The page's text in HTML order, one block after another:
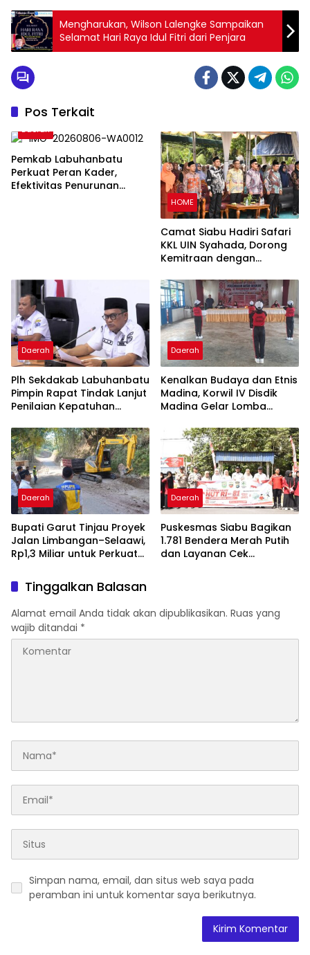
Mengharukan, Wilson Lalengke Sampaikan
Selamat Hari Raya Idul Fitri dari Penjara
Pos Terkait
Daerah
Pemkab Labuhanbatu
Perkuat Peran Kader,
Efektivitas Penurunan
HOME
Camat Siabu Hadiri Safari
KKL UIN Syahada, Dorong
Kemitraan dengan
Masyarakat
Daerah
Plh Sekdakab Labuhanbatu
Pimpin Rapat Tindak Lanjut
Penilaian Kepatuhan
Ombudsman RI 2026
Daerah
Kenalkan Budaya dan Etnis
Madina, Korwil IV Disdik
Madina Gelar Lomba
Daerah
Bupati Garut Tinjau Proyek
Jalan Limbangan–Selaawi,
Rp1,3 Miliar untuk Perkuat
Daerah
Puskesmas Siabu Bagikan
1.781 Bendera Merah Putih
dan Layanan Cek
Tinggalkan Balasan
Alamat email Anda tidak akan dipublikasikan. Ruas yang
wajib ditandai *
Simpan nama, email, dan situs web saya pada
peramban ini untuk komentar saya berikutnya.